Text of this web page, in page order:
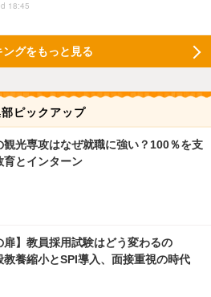
18:45
ングをもっと見る
ピックアップ
観光専攻はなぜ就職に強い？100％を支
育とインターン
扉】教員採用試験はどう変わるの
養縮小とSPI導入、面接重視の時代